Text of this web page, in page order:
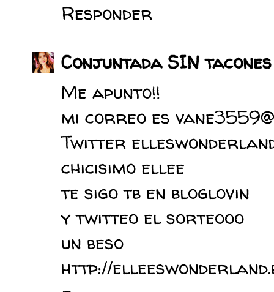
Responder
Conjuntada SIN tacones
Me apunto!!
mi correo es
Twitter
chicisimo ellee
te sigo tb en bloglovin
y twitteo el sorteooo
un beso
http://